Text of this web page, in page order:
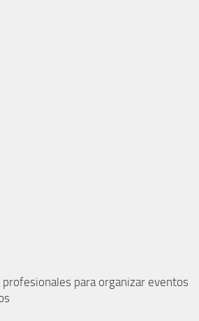
profesionales para organizar eventos